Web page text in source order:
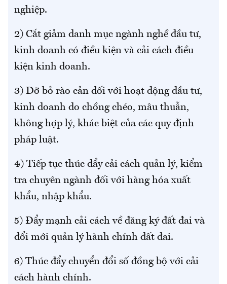
nghiệp.
2) Cắt giảm danh mục ngành nghề đầu tư,
kinh doanh có điều kiện và cải cách điều
kiện kinh doanh.
3) Dỡ bỏ rào cản đối với hoạt động đầu tư,
kinh doanh do chồng chéo, mâu thuẫn,
không hợp lý, khác biệt của các quy định
pháp luật.
4) Tiếp tục thúc đẩy cải cách quản lý, kiểm
tra chuyên ngành đối với hàng hóa xuất
khẩu, nhập khẩu.
5) Đẩy mạnh cải cách về đăng ký đất đai và
đổi mới quản lý hành chính đất đai.
6) Thúc đẩy chuyển đổi số đồng bộ với cải
cách hành chính.